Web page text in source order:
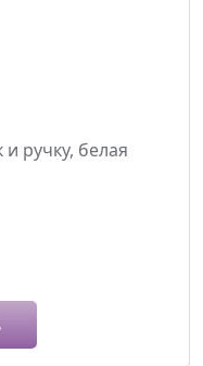
ручку, белая